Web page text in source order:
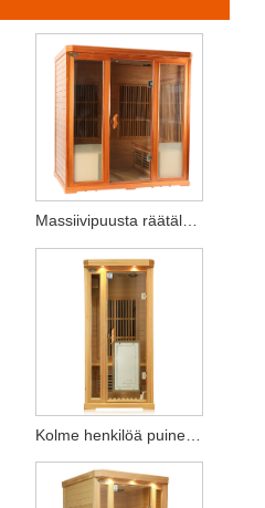
Massiivipuusta räätälöity hikihöyryhuone
Kolme henkilöä puinen hikoiluhuone